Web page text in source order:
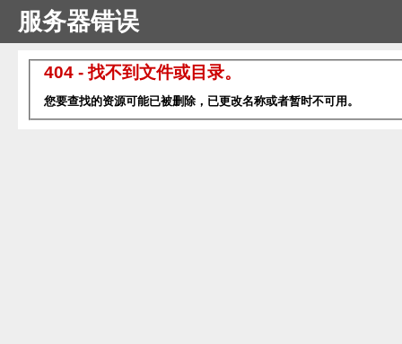
服务器错误
404 - 找不到文件或目录。
您要查找的资源可能已被删除，已更改名称或者暂时不可用。